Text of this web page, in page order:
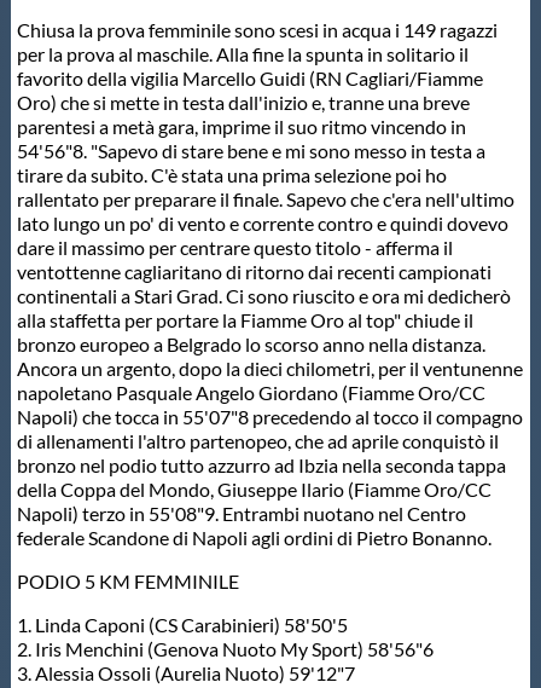
Galleria fotografica
Videogallery
Intranet
Webmail
Contatti
Mappa del sito
Chiusa la prova femminile sono scesi in acqua i 149 ragazzi
per la prova al maschile. Alla fine la spunta in solitario il
favorito della vigilia Marcello Guidi (RN Cagliari/Fiamme
Oro) che si mette in testa dall'inizio e, tranne una breve
parentesi a metà gara, imprime il suo ritmo vincendo in
54'56"8. "Sapevo di stare bene e mi sono messo in testa a
tirare da subito. C'è stata una prima selezione poi ho
rallentato per preparare il finale. Sapevo che c'era nell'ultimo
lato lungo un po' di vento e corrente contro e quindi dovevo
dare il massimo per centrare questo titolo - afferma il
ventottenne cagliaritano di ritorno dai recenti campionati
continentali a Stari Grad. Ci sono riuscito e ora mi dedicherò
alla staffetta per portare la Fiamme Oro al top" chiude il
bronzo europeo a Belgrado lo scorso anno nella distanza.
Ancora un argento, dopo la dieci chilometri, per il ventunenne
napoletano Pasquale Angelo Giordano (Fiamme Oro/CC
Napoli) che tocca in 55'07"8 precedendo al tocco il compagno
di allenamenti l'altro partenopeo, che ad aprile conquistò il
bronzo nel podio tutto azzurro ad Ibzia nella seconda tappa
della Coppa del Mondo, Giuseppe Ilario (Fiamme Oro/CC
Napoli) terzo in 55'08"9. Entrambi nuotano nel Centro
federale Scandone di Napoli agli ordini di Pietro Bonanno.
PODIO 5 KM FEMMINILE
1. Linda Caponi (CS Carabinieri) 58'50'5
2. Iris Menchini (Genova Nuoto My Sport) 58'56"6
3. Alessia Ossoli (Aurelia Nuoto) 59'12"7